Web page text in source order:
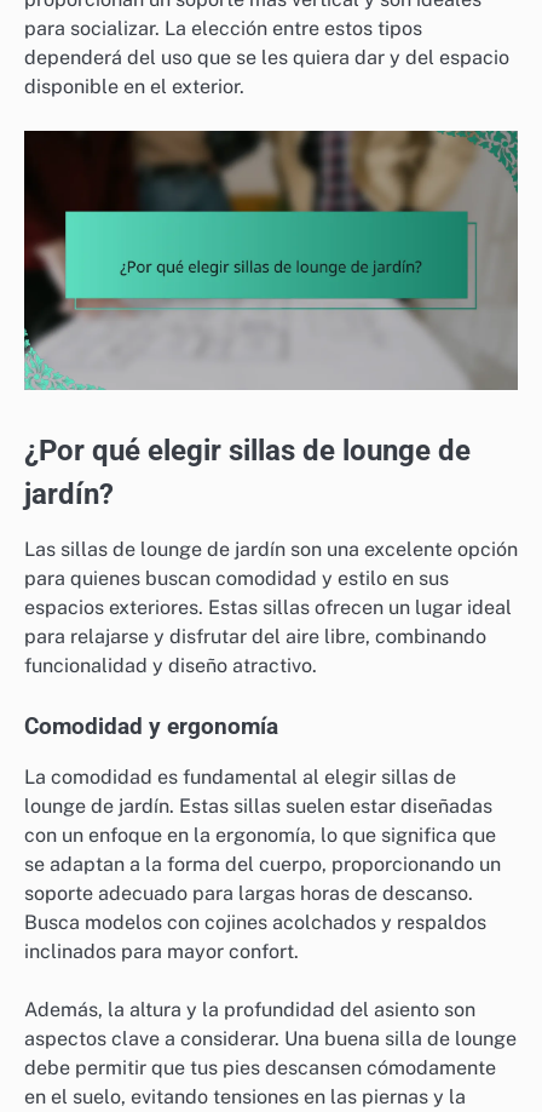
para socializar. La elección entre estos tipos
dependerá del uso que se les quiera dar y del espacio
disponible en el exterior.
¿Por qué elegir sillas de lounge de
jardín?
Las sillas de lounge de jardín son una excelente opción
para quienes buscan comodidad y estilo en sus
espacios exteriores. Estas sillas ofrecen un lugar ideal
para relajarse y disfrutar del aire libre, combinando
funcionalidad y diseño atractivo.
Comodidad y ergonomía
La comodidad es fundamental al elegir sillas de
lounge de jardín. Estas sillas suelen estar diseñadas
con un enfoque en la ergonomía, lo que significa que
se adaptan a la forma del cuerpo, proporcionando un
soporte adecuado para largas horas de descanso.
Busca modelos con cojines acolchados y respaldos
inclinados para mayor confort.
Además, la altura y la profundidad del asiento son
aspectos clave a considerar. Una buena silla de lounge
debe permitir que tus pies descansen cómodamente
en el suelo, evitando tensiones en las piernas y la